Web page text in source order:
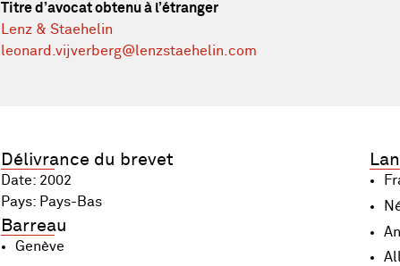
Titre d’avocat obtenu à l’étranger
Lenz & Staehelin
leonard.vijverberg@lenzstaehelin.com
Délivrance du brevet
Date: 2002
Pays: Pays-Bas
Barreau
Genève